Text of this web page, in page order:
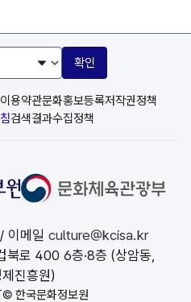
이용약관문화홍보등록저작권정책
검색결과수집정책
확인
/ 이메일 culture@kcisa.kr
북로 400 6층·8층 (상암동,
진흥원)
한국문화정보원